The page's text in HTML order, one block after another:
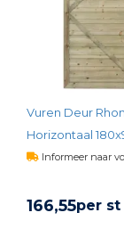
Vuren Deur
Horizontaal
Informeer naar
166,55per st